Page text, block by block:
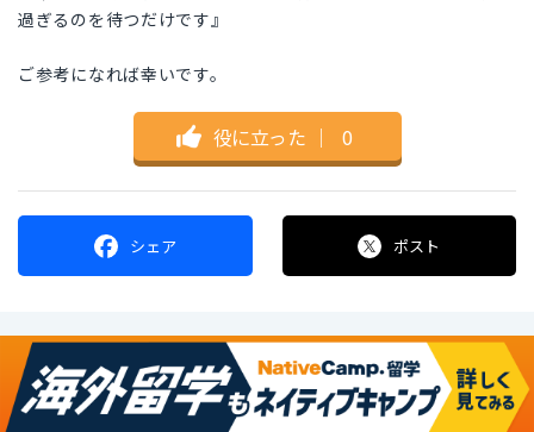
過ぎるのを待つだけです』
ご参考になれば幸いです。
役に立った ｜ 0
シェア ポスト